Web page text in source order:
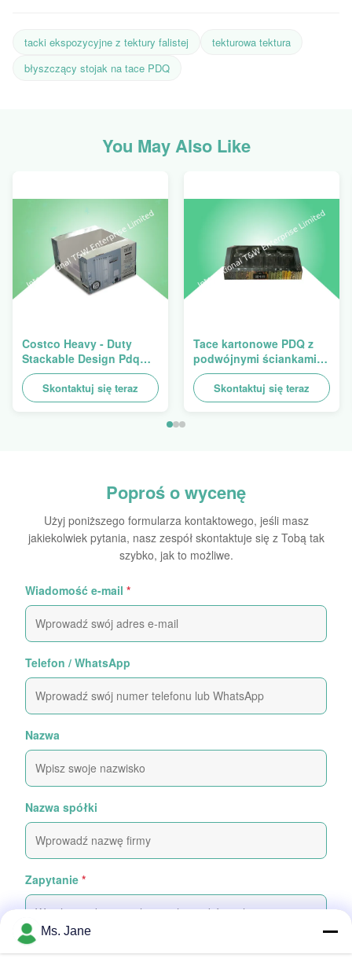
tacki ekspozycyjne z tektury falistej
tekturowa tektura
błyszczący stojak na tace PDQ
You May Also Like
Costco Heavy - Duty
Stackable Design Pdq
Trays To Selling Curtain ,
Load 100kgs
Skontaktuj się teraz
Tace kartonowe PDQ z
podwójnymi ściankami
Wytrzymałe układanie w
stosy do promowania
przypraw / żywności
Skontaktuj się teraz
Poproś o wycenę
Użyj poniższego formularza kontaktowego, jeśli masz
jakiekolwiek pytania, nasz zespół skontaktuje się z Tobą tak
szybko, jak to możliwe.
Wiadomość e-mail *
Telefon / WhatsApp
Nazwa
Nazwa spółki
Zapytanie *
Ms. Jane